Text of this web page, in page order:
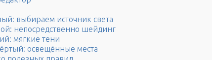
выбираем источник света
непосредственно шейдинг
мягкие тени
освещённые места